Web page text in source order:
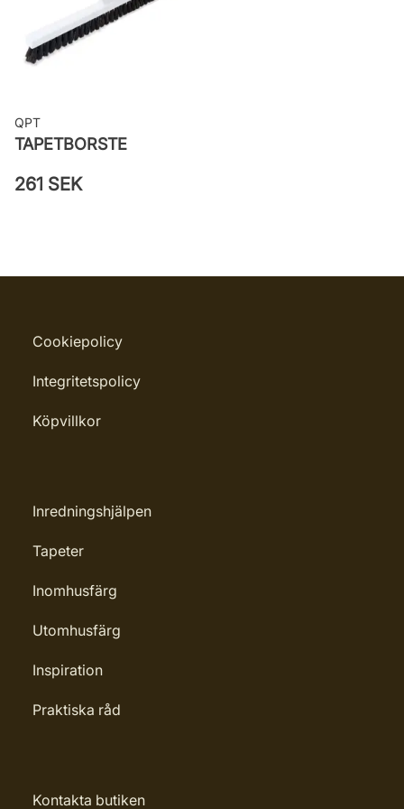
Leverantörens artikelnummer:
LV1404
QPT
TAPETBORSTE
261 SEK
Cookiepolicy
Integritetspolicy
Köpvillkor
Inredningshjälpen
Tapeter
Inomhusfärg
Utomhusfärg
Inspiration
Praktiska råd
Kontakta butiken